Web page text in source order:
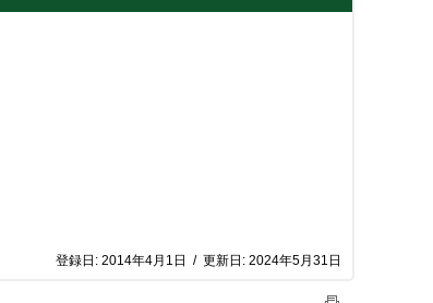
登録日: 2014年4月1日 / 更新日: 2024年5月31日